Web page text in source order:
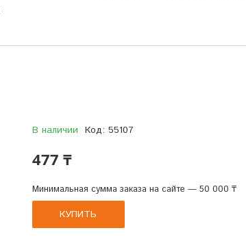
В наличии Код: 55107
477 ₸
Минимальная сумма заказа на сайте — 50 000 ₸
КУПИТЬ